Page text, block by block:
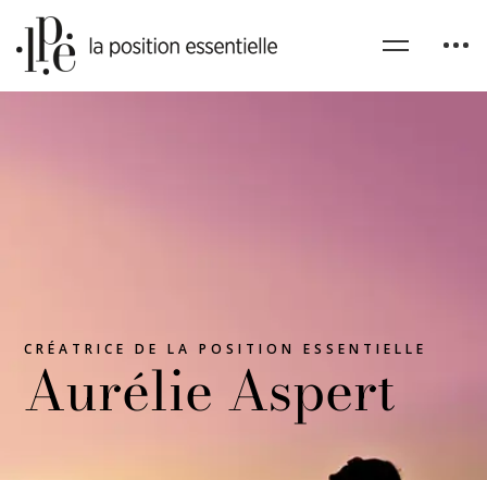
CRÉATRICE DE LA POSITION ESSENTIELLE
Aurélie Aspert